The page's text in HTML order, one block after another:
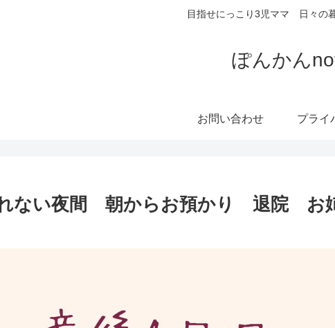
目指せにっこり3児ママ 日々の
ぽんかん
お問い合わせ プライ
ない夜間 朝からお預かり 退院 お